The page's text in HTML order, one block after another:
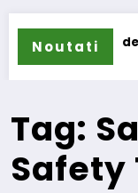
Noutati
își extinde
Tag:
Safety